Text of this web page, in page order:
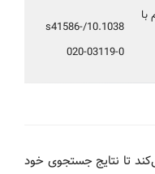
10.1038/s41586-
020-03119-0
تا نتایج جستجوی خود